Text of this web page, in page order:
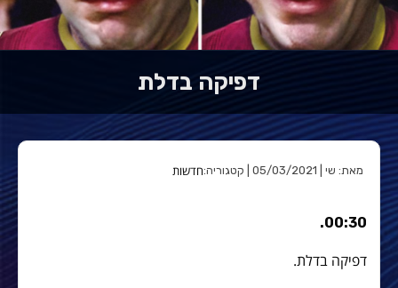
דפיקה בדלת
מאת: שי | 05/03/2021 | קטגוריה: חדשות
00:30.
דפיקה בדלת.